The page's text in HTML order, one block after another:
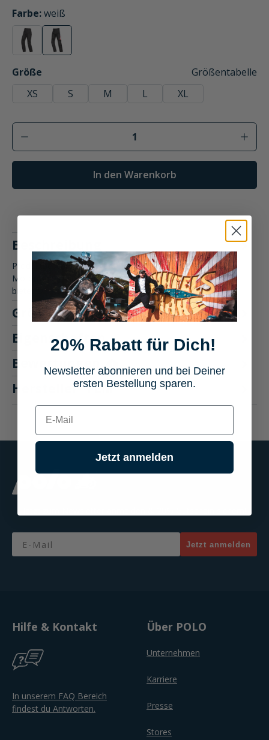
Farbe
auswählen
:weiß
schwarz
(Diese Option ist zurzeit nicht verfügbar.)
weiß
(Diese Option ist zurzeit nicht verfügbar.)
Größe
auswählen
Größentabelle
XS
S M L XL
Produkt Anzahl: Gib den gewünschten
In den Warenkorb
Beschreibung
Produktbeschreibung: FLM Traction Damen Textilhose
Motorradbekleidung Die FLM Traction Damen Textilhose
bietet Dir Komfort…Mehr
Größentabelle
Eigenschaften
Bewertungen
Hersteller "FLM"
Email
Jetzt anmelden
Hilfe & Kontakt
In unserem FAQ Bereich
findest du Antworten.
Über POLO
Unternehmen
Karriere
Presse
Stores
20% Rabatt für Dich!
Newsletter abonnieren und bei Deiner
ersten Bestellung sparen.
E-mail
Jetzt anmelden